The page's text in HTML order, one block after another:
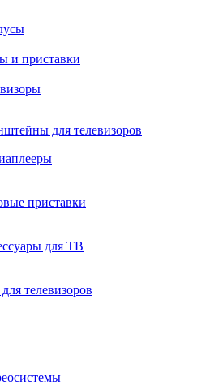
и приставки
для телевизоров
приставки
для ТВ
телевизоров